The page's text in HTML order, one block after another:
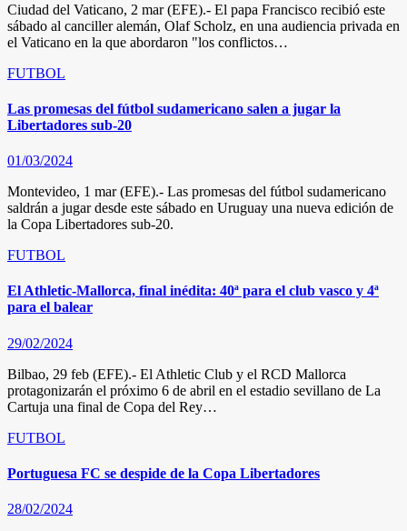
Ciudad del Vaticano, 2 mar (EFE).- El papa Francisco recibió este
sábado al canciller alemán, Olaf Scholz, en una audiencia privada en
el Vaticano en la que abordaron "los conflictos…
FUTBOL
Las promesas del fútbol sudamericano salen a jugar la
Libertadores sub-20
01/03/2024
Montevideo, 1 mar (EFE).- Las promesas del fútbol sudamericano
saldrán a jugar desde este sábado en Uruguay una nueva edición de
la Copa Libertadores sub-20.
FUTBOL
El Athletic-Mallorca, final inédita: 40ª para el club vasco y 4ª
para el balear
29/02/2024
Bilbao, 29 feb (EFE).- El Athletic Club y el RCD Mallorca
protagonizarán el próximo 6 de abril en el estadio sevillano de La
Cartuja una final de Copa del Rey…
FUTBOL
Portuguesa FC se despide de la Copa Libertadores
28/02/2024